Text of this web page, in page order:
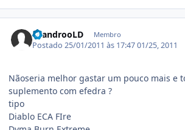
LeandrooLD Membro
Postado25/01/2011 às 17:4701/25, 2011
Nãoseria melhor gastar um pouco mais e
suplemento com efedra ?
tipo
Diablo ECA FIre